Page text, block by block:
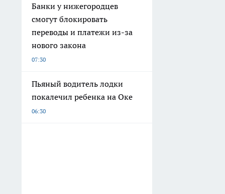
Банки у нижегородцев
смогут блокировать
переводы и платежи из-за
нового закона
07:30
Пьяный водитель лодки
покалечил ребенка на Оке
06:30